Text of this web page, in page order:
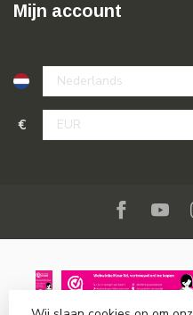
Mijn account
€